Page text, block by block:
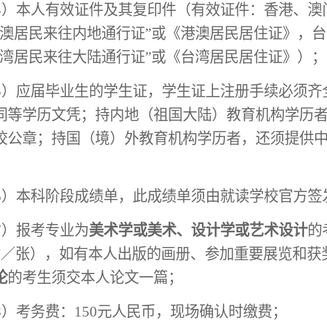
本人有效证件及其复印件（有效证件：香港、
居民来往内地通行证”或《港澳居民居住证》，
居民来往大陆通行证”或《台湾居民居住证》 ）；
应届毕业生的学生证，学生证上注册手续必须
等学历文凭；持内地（祖国大陆）教育机构学历
公章；持国（境）外教育机构学历者，还须提供
本科阶段成绩单，此成绩单须由就读学校官方签
报考专业为美术学或美术、 设计学或艺术设计的
张） ，如有本人出版的画册、参加重要展览和
的考生须交本人论文一篇；
考务费：150元人民币，现场确认时缴费；